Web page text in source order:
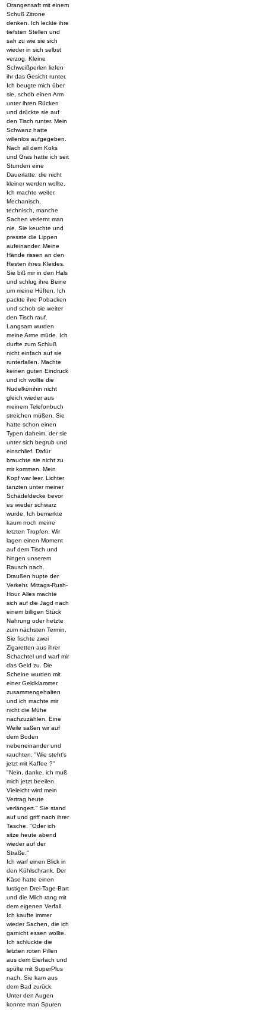
Orangensaft mit einem
Schuß Zitrone
denken. Ich leckte ihre
tiefsten Stellen und
sah zu wie sie sich
wieder in sich selbst
verzog. Kleine
Schweißperlen liefen
ihr das Gesicht runter.
Ich beugte mich über
sie, schob einen Arm
unter ihren Rücken
und drückte sie auf
den Tisch runter. Mein
Schwanz hatte
willenlos aufgegeben.
Nach all dem Koks
und Gras hatte ich seit
Stunden eine
Dauerlatte, die nicht
kleiner werden wollte.
Ich machte weiter.
Mechanisch,
technisch, manche
Sachen verlernt man
nie. Sie keuchte und
presste die Lippen
aufeinander. Meine
Hände rissen an den
Resten ihres Kleides.
Sie biß mir in den Hals
und schlug ihre Beine
um meine Hüften. Ich
packte ihre Pobacken
und schob sie weiter
den Tisch rauf.
Langsam wurden
meine Arme müde. Ich
durfte zum Schluß
nicht einfach auf sie
runterfallen. Machte
keinen guten Eindruck
und ich wollte die
Nudelkönihin nicht
gleich wieder aus
meinem Telefonbuch
streichen müßen. Sie
hatte schon einen
Typen daheim, der sie
unter sich begrub und
einschlief. Dafür
brauchte sie nicht zu
mir kommen. Mein
Kopf war leer. Lichter
tanzten unter meiner
Schädeldecke bevor
es wieder schwarz
wurde. Ich bemerkte
kaum noch meine
letzten Tropfen. Wir
lagen einen Moment
auf dem Tisch und
hingen unserem
Rausch nach.
Draußen hupte der
Verkehr. Mittags-Rush-
Hour. Alles machte
sich auf die Jagd nach
einem billigen Stück
Nahrung oder hetzte
zum nächsten Termin.
Sie fischte zwei
Zigaretten aus ihrer
Schachtel und warf mir
das Geld zu. Die
Scheine wurden mit
einer Geldklammer
zusammengehalten
und ich machte mir
nicht die Mühe
nachzuzählen. Eine
Weile saßen wir auf
dem Boden
nebeneinander und
rauchten. "Wie steht's
jetzt mit Kaffee ?"
"Nein, danke, ich muß
mich jetzt beeilen.
Vieleicht wird mein
Vertrag heute
verlängert." Sie stand
auf und griff nach ihrer
Tasche. "Oder ich
sitze heute abend
wieder auf der
Straße."
Ich warf einen Blick in
den Kühlschrank. Der
Käse hatte einen
lustigen Drei-Tage-Bart
und die Milch rang mit
dem eigenen Verfall.
Ich kaufte immer
wieder Sachen, die ich
garnicht essen wollte.
Ich schluckte die
letzten roten Pillen
aus dem Eierfach und
spülte mit SuperPlus
nach. Sie kam aus
dem Bad zurück.
Unter den Augen
konnte man Spuren